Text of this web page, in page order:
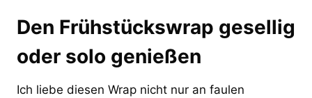
Den Frühstückswrap gesellig
oder solo genießen
Ich liebe diesen Wrap nicht nur an faulen